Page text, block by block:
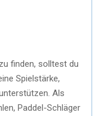
finden, solltest du
Spielstärke,
Als
Paddel-Schläger